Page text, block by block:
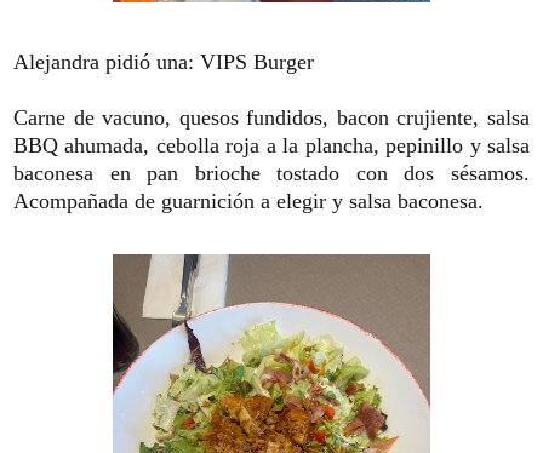
Alejandra pidió una: VIPS Burger
Carne de vacuno, quesos fundidos, bacon crujiente, salsa
BBQ ahumada, cebolla roja a la plancha, pepinillo y salsa
baconesa en pan brioche tostado con dos sésamos.
Acompañada de guarnición a elegir y salsa baconesa.